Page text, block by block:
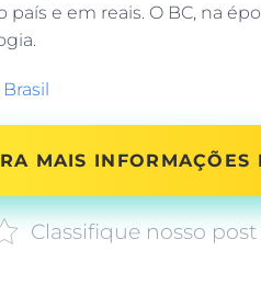
e em reais. O BC, na
MAIS INFORMAÇÕES
Classifique nosso post